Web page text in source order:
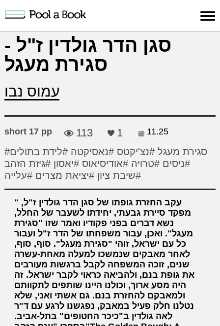
Sign in
Publish
Search
Register
סגן הדר גולדין ז"ל -
סגירת מעגל
עמוס נבו
short 17 pp 113 1 11.25
#סגירת מעגל#נצ'יקטס#נאסיקטה#לידת בתולים
#ניסים#טרויה#אודיסיאוס#יאסון#גיזת הזהב
#שיבת ציון#יציאת מצרים#עלייה
מפקד סיירת גבעתי, יחידתו לשעבר של החלל,
נשא דברים בפני פקודיו ואמר שזו "סגירת
מעגל". ואכן, עבור משפחתו של הדר ז"ל ועבור
כל עם ישראל, זוהי "סגירת מעגל". סוף, סוף,
לאחר מאבקים שנמשכו למעלה מאחת-עשרה
שנים, זוכה המשפחה לקבל ברגשות מעורבים
את גופת בנם, ולהביאה כראוי לקבר ישראל. זה
היה מסע ארוך, וכולנו היינו שותפים לתקוותם
ולמאבקם להחזרת בנם. גם אשתי ואני, שלא
נטלנו חלק פעיל במאבק, נפגשנו לרגע עם ד"ר
לאה גולדין ב"כיכר החטופים" בתל-אביב.